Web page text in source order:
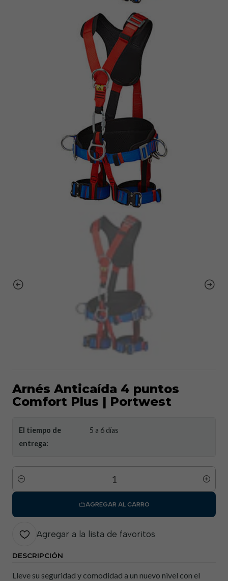
Arnés Anticaída 4 puntos
Comfort Plus | Portwest
El tiempo de
entrega:
5 a 6 días
Cantidad
AGREGAR AL CARRO
Agregar a la lista de favoritos
DESCRIPCIÓN
Lleve su seguridad y comodidad a un nuevo nivel con el